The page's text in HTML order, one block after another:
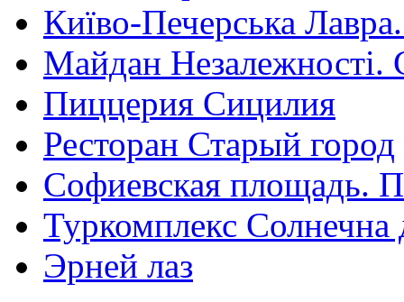
Київо-Печерська
Майдан Незалежності.
Пиццерия Сицилия
Ресторан Старый город
Софиевская площадь.
Туркомплекс Солнечна
Эрней лаз